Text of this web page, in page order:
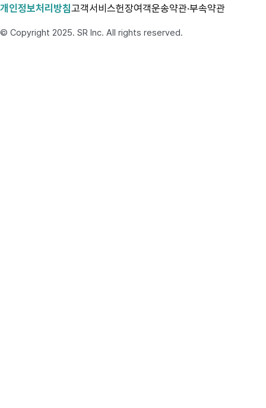
개인정보처리방침고객서비스헌장여객운송약관·부속약관
© Copyright 2025. SR Inc. All rights reserved.